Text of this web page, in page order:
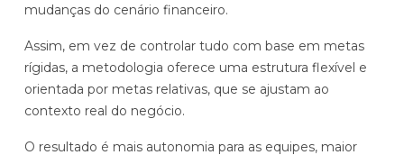
mudanças do cenário financeiro.
Assim, em vez de controlar tudo com base em metas
rígidas, a metodologia oferece uma estrutura flexível e
orientada por metas relativas, que se ajustam ao
contexto real do negócio.
O resultado é mais autonomia para as equipes, maior